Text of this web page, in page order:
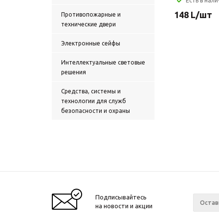
Противопожарные и
технические двери
Электронные сейфы
Интеллектуальные световые
решения
Средства, системы и
технологии для служб
безопасности и охраны
148 L/шт
Подписывайтесь
на новости и акции